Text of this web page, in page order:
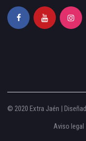
© 2020 Extra Jaén |
Aviso legal